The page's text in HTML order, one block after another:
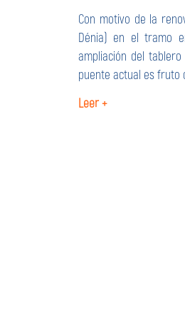
Con motivo de la
Dénia) en el tramo
ampliación del
puente actual es fruto
Leer +